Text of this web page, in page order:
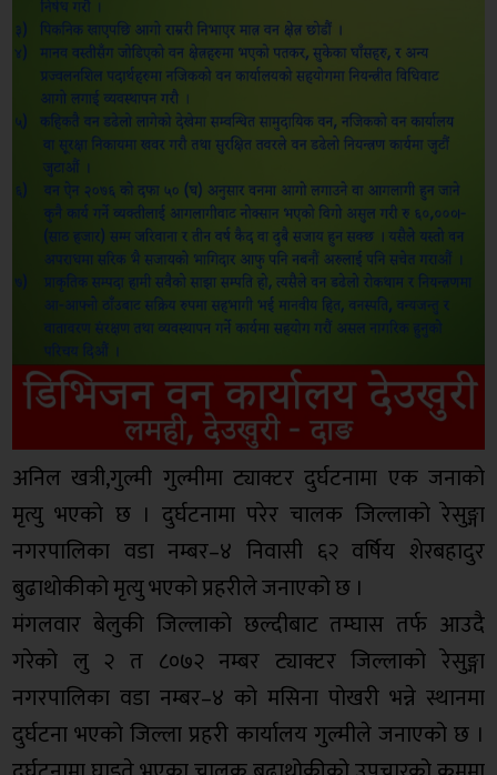
अनिल खत्री,गुल्मी गुल्मीमा ट्याक्टर दुर्घटनामा एक जनाको
मृत्यु भएको छ । दुर्घटनामा परेर चालक जिल्लाको रेसुङ्गा
नगरपालिका वडा नम्बर–४ निवासी ६२ वर्षिय शेरबहादुर
बुढाथोकीको मृत्यु भएको प्रहरीले जनाएको छ ।
मंगलवार बेलुकी जिल्लाको छल्दीबाट तम्घास तर्फ आउदै
गरेको लु २ त ८०७२ नम्बर ट्याक्टर जिल्लाको रेसुङ्गा
नगरपालिका वडा नम्बर–४ को मसिना पोखरी भन्ने स्थानमा
दुर्घटना भएको जिल्ला प्रहरी कार्यालय गुल्मीले जनाएको छ ।